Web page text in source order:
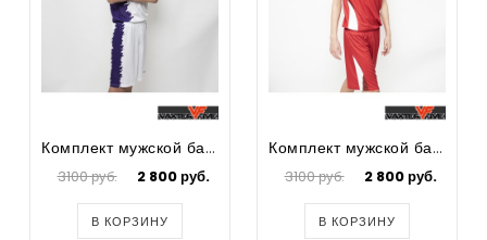
Комплект мужской баскетбольной формы Hadgoh
3100 руб. 2 800 руб.
В КОРЗИНУ
Комплект мужской баскетбольной формы Alex
3100 руб. 2 800 руб.
В КОРЗИНУ